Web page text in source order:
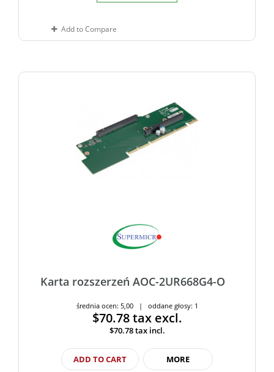
Add to Compare
Karta rozszerzeń AOC-2UR668G4-O
średnia ocen: 5,00 | oddane głosy: 1
$70.78tax excl.
$70.78tax incl.
ADD TO CART MORE